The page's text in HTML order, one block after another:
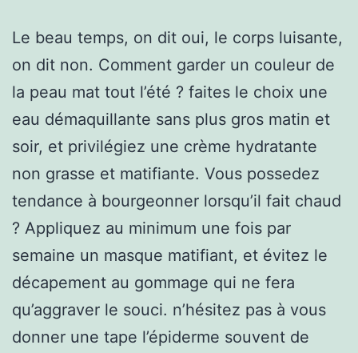
Le beau temps, on dit oui, le corps luisante,
on dit non. Comment garder un couleur de
la peau mat tout l’été ? faites le choix une
eau démaquillante sans plus gros matin et
soir, et privilégiez une crème hydratante
non grasse et matifiante. Vous possedez
tendance à bourgeonner lorsqu’il fait chaud
? Appliquez au minimum une fois par
semaine un masque matifiant, et évitez le
décapement au gommage qui ne fera
qu’aggraver le souci. n’hésitez pas à vous
donner une tape l’épiderme souvent de